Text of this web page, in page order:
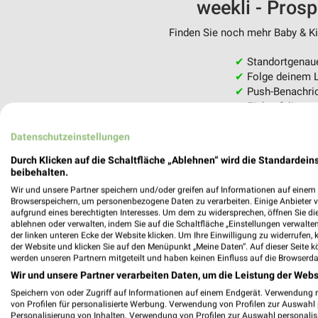
weekli -
Finden Sie noch mehr Baby &
✔
✔ Folge deinem
✔ Push-
✔Einkaufsliste -
Datenschutzeinstellungen
Durch Klicken auf die Schaltfläche „Ablehnen“ wird die
beibehalten.
Wir und unsere Partner speichern und/oder greifen auf Informationen auf
Browserspeichern, um personenbezogene Daten zu verarbeiten. Einige
aufgrund eines berechtigten Interesses. Um dem zu widersprechen, öffnen Sie
ablehnen oder verwalten, indem Sie auf die Schaltfläche „Einstellungen
der linken unteren Ecke der Website klicken. Um Ihre Einwilligung zu
der Website und klicken Sie auf den Menüpunkt „Meine Daten“. Auf dieser
werden unseren Partnern mitgeteilt und haben keinen Einfluss auf die
Wir und unsere Partner verarbeiten Daten, um die Leistung der
Speichern von oder Zugriff auf Informationen auf einem Endgerät.
von Profilen für personalisierte Werbung. Verwendung von Profilen zur
Personalisierung von Inhalten. Verwendung von Profilen zur Auswahl